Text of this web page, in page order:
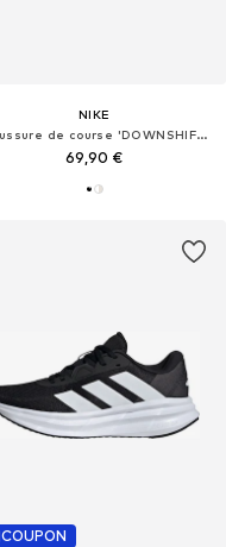
NIKE
Chaussure de course 'DOWNSHIFTER 14'
69,90 €
COUPON